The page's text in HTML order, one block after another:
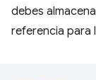
debes
referencia para